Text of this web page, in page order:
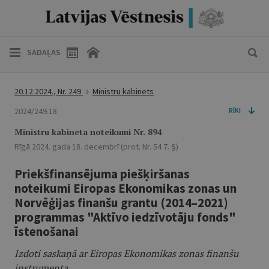
SADAĻAS
20.12.2024., Nr. 249
Ministru kabinets
2024/249.18
RĪKI
Ministru kabineta noteikumi Nr. 894
Rīgā 2024. gada 18. decembrī (prot. Nr. 54 7. §)
Priekšfinansējuma piešķiršanas
noteikumi Eiropas Ekonomikas zonas un
Norvēģijas finanšu grantu (2014–2021)
programmas "Aktīvo iedzīvotāju fonds"
īstenošanai
Izdoti saskaņā ar Eiropas Ekonomikas zonas finanšu